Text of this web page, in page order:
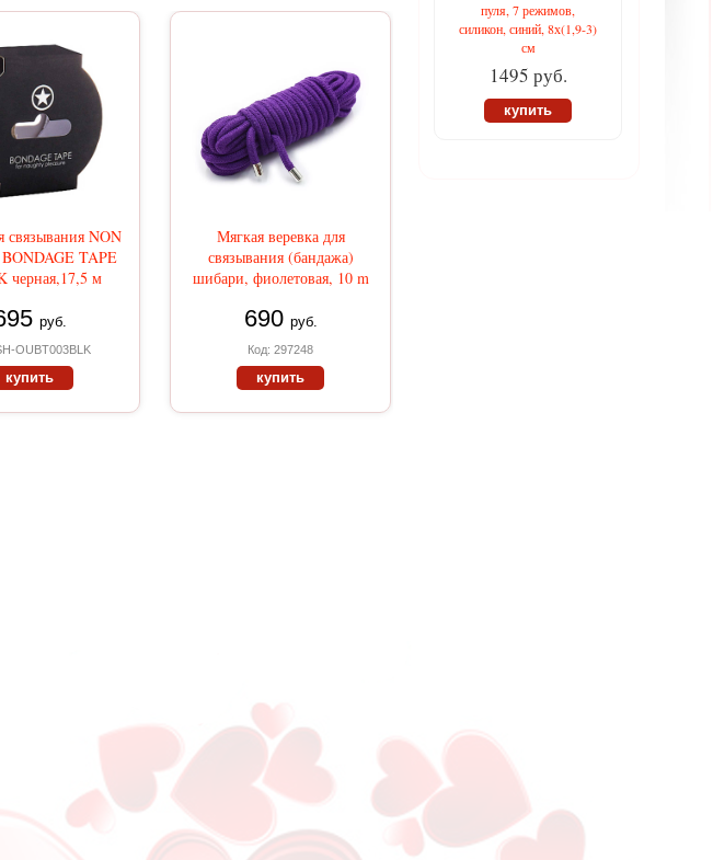
связывания NON
TAPE
черная,17,5 м
руб.
OUBT003BLK
купить
Мягкая веревка для
связывания (бандажа)
шибари, фиолетовая, 10 m
690 руб.
Код: 297248
купить
пуля, 7 режимов,
силикон, синий, 8х(1,9-3)
см
1495 руб.
купить